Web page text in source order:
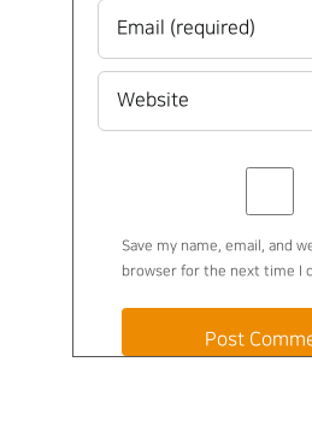
Save my name, email, and
browser for the next time I